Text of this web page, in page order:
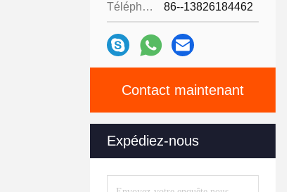
Téléphone: 86--13826184462
Contact maintenant
Expédiez-nous